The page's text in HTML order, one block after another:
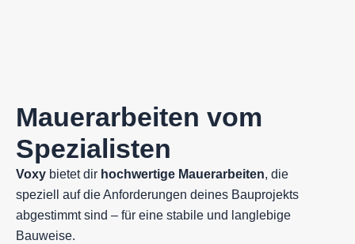
Mauerarbeiten vom
Spezialisten
Voxy bietet dir hochwertige Mauerarbeiten, die
speziell auf die Anforderungen deines Bauprojekts
abgestimmt sind – für eine stabile und langlebige
Bauweise.